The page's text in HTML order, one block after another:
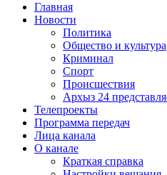
Главная
Новости
Политика
Общество и культура
Криминал
Спорт
Происшествия
Архыз 24
Телепроекты
Программа передач
Лица канала
О канале
Краткая справка